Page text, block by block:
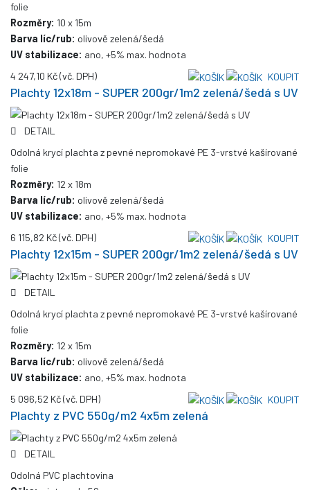
folie
Rozměry: 10 x 15m
Barva líc/rub: olivově zelená/šedá
UV stabilizace: ano, +5% max. hodnota
4 247,10 Kč(vč. DPH) KOUPIT
Plachty 12x18m - SUPER 200gr/1m2 zelená/šedá s UV
DETAIL
Odolná krycí plachta z pevné nepromokavé PE 3-vrstvé kašírované
folie
Rozměry: 12 x 18m
Barva líc/rub: olivově zelená/šedá
UV stabilizace: ano, +5% max. hodnota
6 115,82 Kč(vč. DPH) KOUPIT
Plachty 12x15m - SUPER 200gr/1m2 zelená/šedá s UV
DETAIL
Odolná krycí plachta z pevné nepromokavé PE 3-vrstvé kašírované
folie
Rozměry: 12 x 15m
Barva líc/rub: olivově zelená/šedá
UV stabilizace: ano, +5% max. hodnota
5 096,52 Kč(vč. DPH) KOUPIT
Plachty z PVC 550g/m2 4x5m zelená
DETAIL
Odolná PVC plachtovina